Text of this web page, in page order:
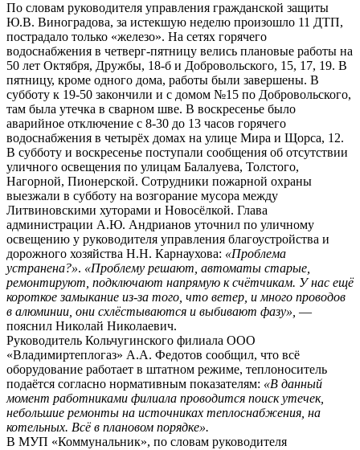
По словам руководителя управления гражданской защиты
Ю.В. Виноградова, за истекшую неделю произошло 11 ДТП,
пострадало только «железо». На сетях горячего
водоснабжения в четверг-пятницу велись плановые работы на
50 лет Октября, Дружбы, 18-б и Добровольского, 15, 17, 19. В
пятницу, кроме одного дома, работы были завершены. В
субботу к 19-50 закончили и с домом №15 по Добровольского,
там была утечка в сварном шве. В воскресенье было
аварийное отключение с 8-30 до 13 часов горячего
водоснабжения в четырёх домах на улице Мира и Щорса, 12.
В субботу и воскресенье поступали сообщения об отсутствии
уличного освещения по улицам Балалуева, Толстого,
Нагорной, Пионерской. Сотрудники пожарной охраны
выезжали в субботу на возгорание мусора между
Литвиновскими хуторами и Новосёлкой. Глава
администрации А.Ю. Андрианов уточнил по уличному
освещению у руководителя управления благоустройства и
дорожного хозяйства Н.Н. Карнаухова: «Проблема
устранена?». «Проблему решают, автоматы старые,
ремонтируют, подключают напрямую к счётчикам. У нас ещё
короткое замыкание из-за того, что ветер, и много проводов
в алюминии, они схлёстываются и выбивают фазу», —
пояснил Николай Николаевич.
Руководитель Кольчугинского филиала ООО
«Владимиртеплогаз» А.А. Федотов сообщил, что всё
оборудование работает в штатном режиме, теплоноситель
подаётся согласно нормативным показателям: «В данный
момент работниками филиала проводится поиск утечек,
небольшие ремонты на источниках теплоснабжения, на
котельных. Всё в плановом порядке».
В МУП «Коммунальник», по словам руководителя